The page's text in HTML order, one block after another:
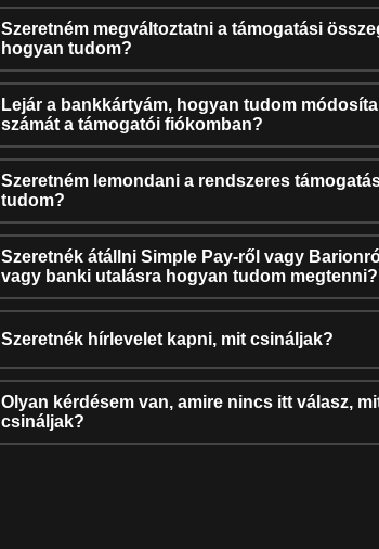
Szeretném megváltoztatni a támogatási
hogyan tudom?
Lejár a bankkártyám, hogyan tudom
számát a támogatói fiókomban?
Szeretném lemondani a rendszeres
tudom?
Szeretnék átállni Simple Pay-ről vagy
vagy banki utalásra hogyan tudom megtenni?
Szeretnék hírlevelet kapni, mit csináljak?
Olyan kérdésem van, amire nincs itt válasz,
csináljak?